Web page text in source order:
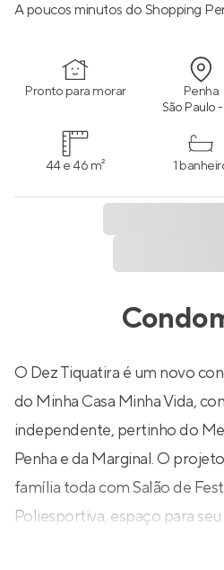
A poucos minutos do Shopping
Pronto para morar Penha
São Paulo
44 e 46 m² 1
O Dez Tiquatira é um novo
do Minha Casa Minha Vida,
independente, pertinho do
Penha e da Marginal. O
família toda com Salão de
Poliesportiva, espaço para